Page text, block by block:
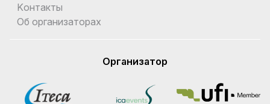
Kонтакты
Об организаторах
Организатор